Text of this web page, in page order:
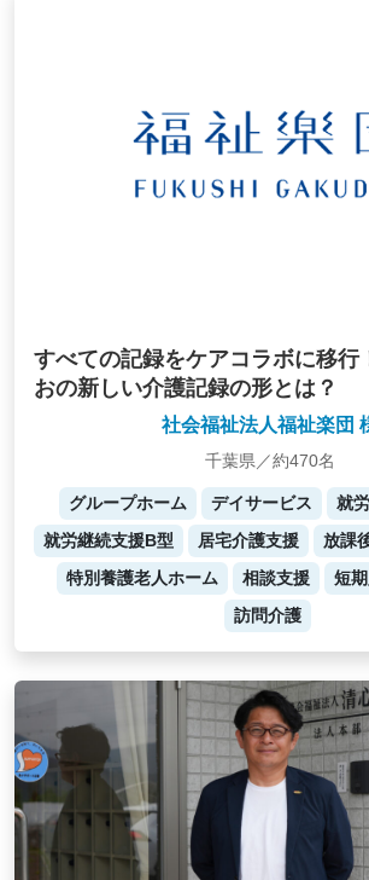
すべての記録をケアコラボに移行
おの新しい介護記録の形とは？
社会福祉法人福祉楽団
千葉県／約470名
グループホーム デイサービス
就
就労継続支援B型
居宅介護支援
放課
特別養護老人ホーム
相談支援
短
訪問介護